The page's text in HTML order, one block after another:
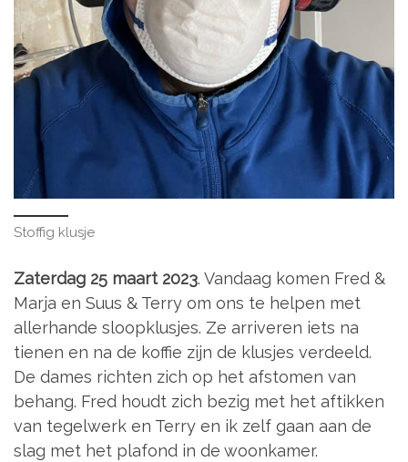
Stoffig klusje
Zaterdag 25 maart 2023. Vandaag komen Fred &
Marja en Suus & Terry om ons te helpen met
allerhande sloopklusjes. Ze arriveren iets na
tienen en na de koffie zijn de klusjes verdeeld.
De dames richten zich op het afstomen van
behang. Fred houdt zich bezig met het aftikken
van tegelwerk en Terry en ik zelf gaan aan de
slag met het plafond in de woonkamer.